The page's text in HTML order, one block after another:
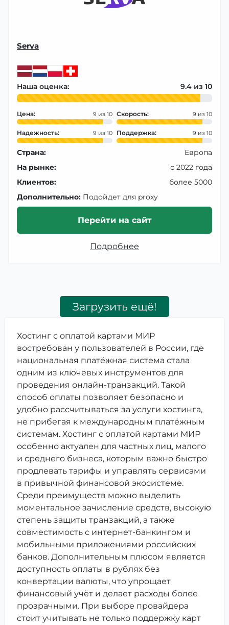
Хостинг с оплатой картами МИР
востребован у пользователей в России, где
национальная платёжная система стала
одним из ключевых инструментов для
проведения онлайн-транзакций. Такой
способ оплаты позволяет безопасно и
удобно рассчитываться за услуги хостинга,
не прибегая к международным платёжным
системам. Хостинг с оплатой картами МИР
особенно актуален для частных лиц, малого
и среднего бизнеса, которым важно быстро
продлевать тарифы и управлять сервисами
в привычной финансовой экосистеме.
Среди преимуществ можно выделить
моментальное зачисление средств, высокую
степень защиты транзакций, а также
совместимость с интернет-банкингом и
мобильными приложениями российских
банков. Дополнительным плюсом является
доступность оплаты в рублях без
конвертации валюты, что упрощает
финансовый учёт и делает расходы более
прозрачными. При выборе провайдера
стоит учитывать не только поддержку карт
Serva
Наша оценка: 9.4
Цена: 9 Скорость: 9
Надежность: 9 Поддержка: 9
Страна:
Европа
На рынке:
с 2022 года
Клиентов:
более 5000
Дополнительно: Подойдет для proxy
Перейти на сайт
Подробнее
Загрузить ещё!